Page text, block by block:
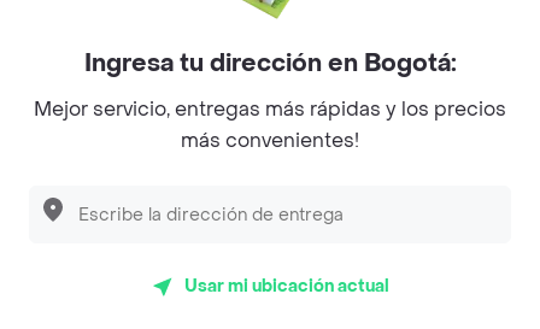
250 ml
$ 6200
Gaseosa pepsi 400 ml
Ingresa tu dirección en Bogotá:
Mejor servicio, entregas más rápidas y los precios
más convenientes!
Usar mi ubicación actual